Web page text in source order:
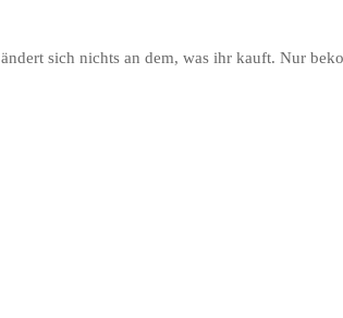
sich nichts an dem, was ihr kauft. Nur